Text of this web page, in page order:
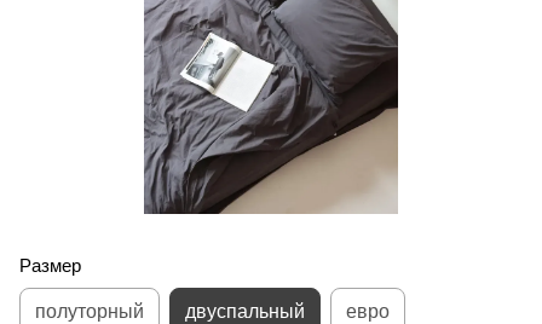
Размер
полуторный двуспальный евро